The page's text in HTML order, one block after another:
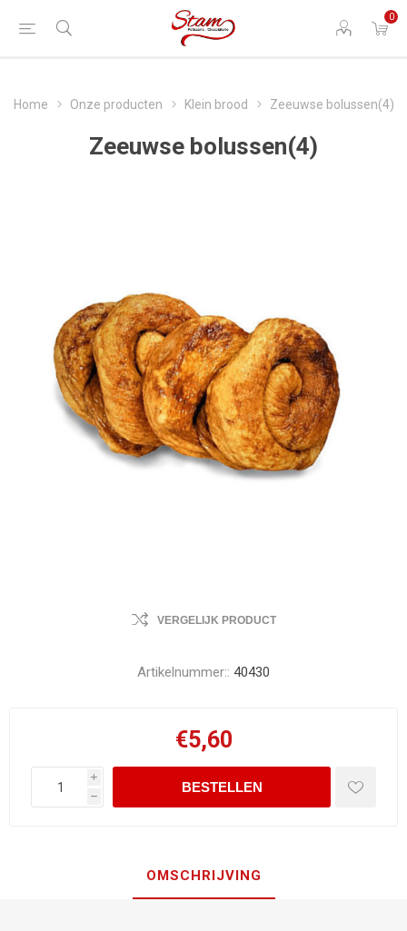
0
Home Onze producten Klein brood Zeeuwse bolussen(4)
Zeeuwse bolussen(4)
VERGELIJK PRODUCT
Artikelnummer:: 40430
€5,60
i
h
OMSCHRIJVING